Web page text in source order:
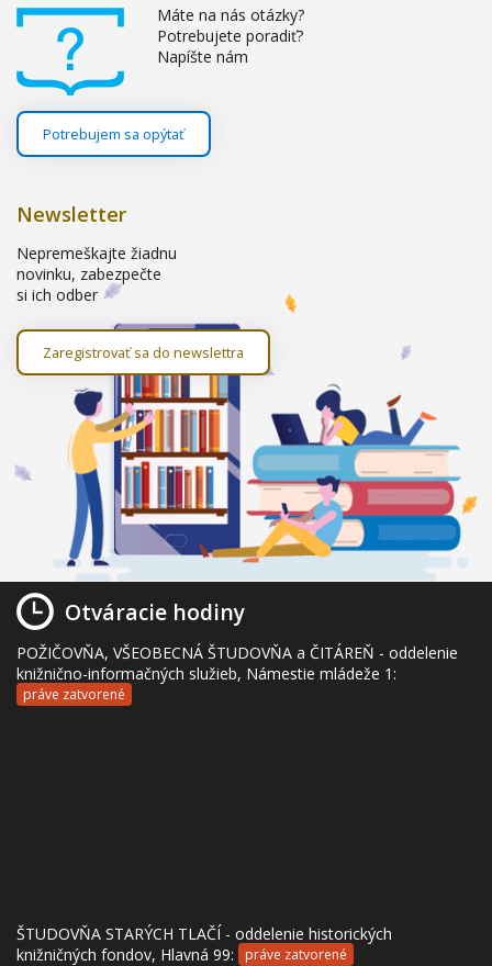
Máte na nás otázky?
Potrebujete poradiť?
Napíšte nám
Potrebujem sa opýtať
Newsletter
Nepremeškajte žiadnu
novinku, zabezpečte
si ich odber
Zaregistrovať sa do newslettra
Otváracie hodiny
POŽIČOVŇA, VŠEOBECNÁ ŠTUDOVŇA a ČITÁREŇ - oddelenie
knižnično-informačných služieb, Námestie mládeže 1:
práve zatvorené
ŠTUDOVŇA STARÝCH TLAČÍ - oddelenie historických
knižničných fondov, Hlavná 99:
práve zatvorené